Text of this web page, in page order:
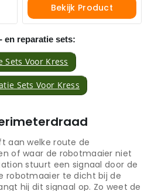
Bekijk Product
en reparatie sets:
Voor Kress
Sets Voor Kress
aan welke route de
of waar de robotmaaier niet
stuurt een signaal door de
robotmaaier te dicht bij de
hij dit signaal op. Zo weet de